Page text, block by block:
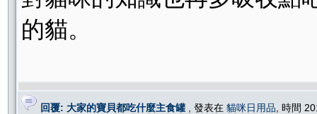
的貓。
回覆: 大家的寶貝都吃什麼主食罐 , 發表在 貓咪日用品 , 時間